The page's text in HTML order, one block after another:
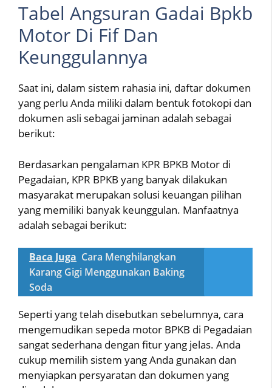
Tabel Angsuran Gadai Bpkb
Motor Di Fif Dan
Keunggulannya
Saat ini, dalam sistem rahasia ini, daftar dokumen
yang perlu Anda miliki dalam bentuk fotokopi dan
dokumen asli sebagai jaminan adalah sebagai
berikut:
Berdasarkan pengalaman KPR BPKB Motor di
Pegadaian, KPR BPKB yang banyak dilakukan
masyarakat merupakan solusi keuangan pilihan
yang memiliki banyak keunggulan. Manfaatnya
adalah sebagai berikut:
Baca Juga Cara Menghilangkan
Karang Gigi Menggunakan Baking
Soda
Seperti yang telah disebutkan sebelumnya, cara
mengemudikan sepeda motor BPKB di Pegadaian
sangat sederhana dengan fitur yang jelas. Anda
cukup memilih sistem yang Anda gunakan dan
menyiapkan persyaratan dan dokumen yang